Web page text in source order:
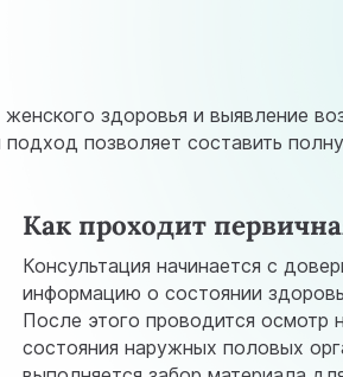
здоровья и выявление
позволяет составить
Как проходит
Консультация начинается с
информацию о состоянии
После этого проводится осмотр
состояния наружных половых